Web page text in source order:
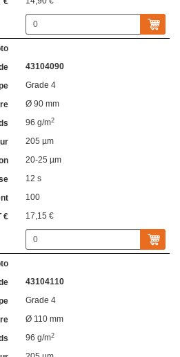
43104090
Grade 4
Ø 90 mm
96 g/m2
205 µm
20-25 µm
12 s
100
17,15 €
43104110
Grade 4
Ø 110 mm
96 g/m2